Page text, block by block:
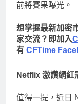
前將賽果曝光。
想掌握最新加密
家交流？即加入
有 CFTime
Netflix 激讚網
值得一提，近日